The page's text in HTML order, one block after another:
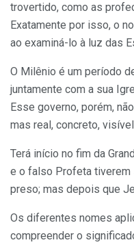
trovertido, como as
Exatamente por isso, o
ao examiná-lo à luz das
O Milênio é um período
juntamente com a sua
Esse gover­no, porém,
mas real, concreto,
Terá início no fim da
e o falso Profeta tiverem
preso; mas depois que
Os diferentes nomes
compreender o